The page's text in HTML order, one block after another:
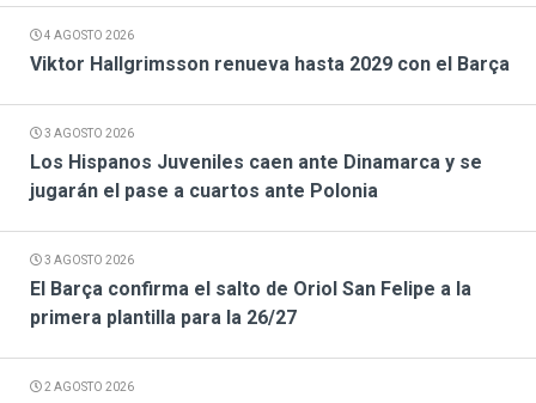
4 AGOSTO 2026
Viktor Hallgrimsson renueva hasta 2029 con el Barça
3 AGOSTO 2026
Los Hispanos Juveniles caen ante Dinamarca y se
jugarán el pase a cuartos ante Polonia
3 AGOSTO 2026
El Barça confirma el salto de Oriol San Felipe a la
primera plantilla para la 26/27
2 AGOSTO 2026